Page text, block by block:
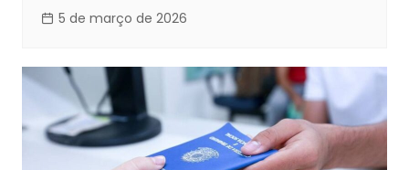
5 de março de 2026